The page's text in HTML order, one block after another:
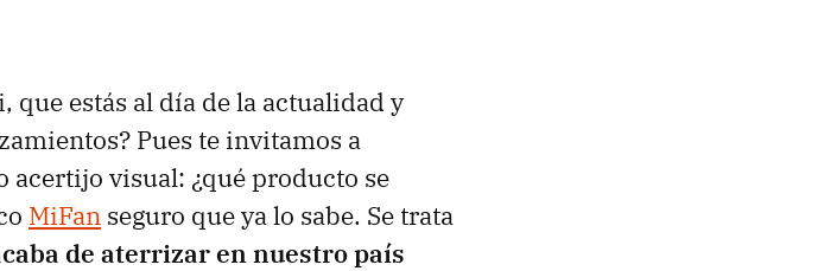
que estás al día de la actualidad y
Pues te invitamos a
acertijo visual: ¿qué producto se
MiFan seguro que ya lo sabe. Se trata
de aterrizar en nuestro país